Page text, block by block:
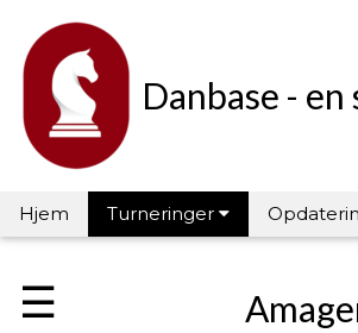
Danbase -
Hjem Turneringer
☰